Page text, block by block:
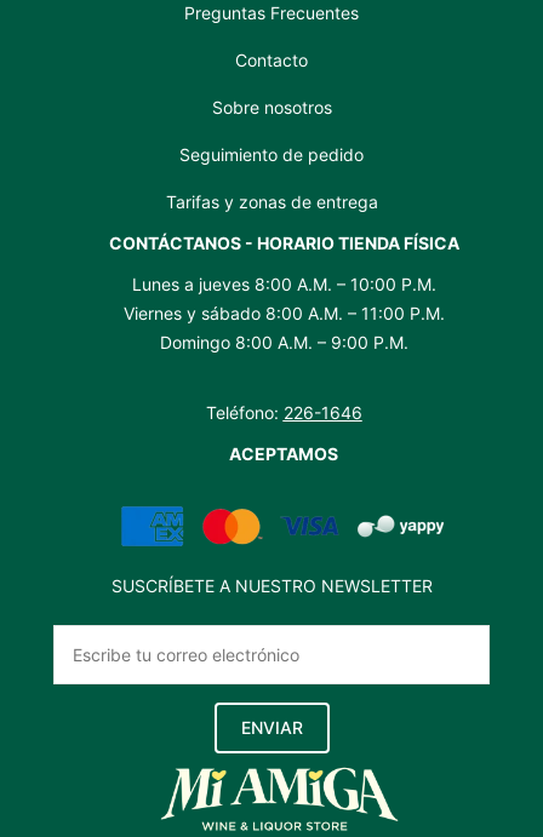
Preguntas Frecuentes
Contacto
Sobre nosotros
Seguimiento de pedido
Tarifas y zonas de entrega
CONTÁCTANOS - HORARIO TIENDA FÍSICA
Lunes a jueves 8:00 A.M. – 10:00 P.M.
Viernes y sábado 8:00 A.M. – 11:00 P.M.
Domingo 8:00 A.M. – 9:00 P.M.
Teléfono: 226-1646
ACEPTAMOS
SUSCRÍBETE A NUESTRO NEWSLETTER
ENVIAR